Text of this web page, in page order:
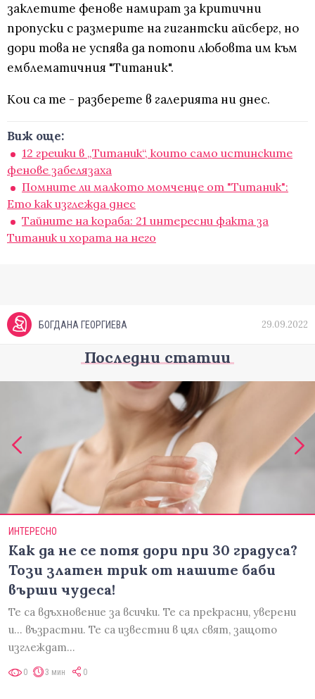
заклетите фенове намират за критични
пропуски с размерите на гигантски айсберг, но
дори това не успява да потопи любовта им към
емблематичния "Титаник".
Кои са те - разберете в галерията ни днес.
Виж още:
12 грешки в „Титаник“, които само истинските
фенове забелязаха
Помните ли малкото момченце от "Титаник":
Ето как изглежда днес
Тайните на кораба: 21 интересни факта за
Титаник и хората на него
БОГДАНА ГЕОРГИЕВА 29.09.2022
Последни статии
ИНТЕРЕСНО
Как да не се потя дори при 30 градуса?
Този златен трик от нашите баби
върши чудеса!
Те са вдъхновение за всички. Те са прекрасни, уверени
и... възрастни. Те са известни в цял свят, защото
изглеждат…
0 3 мин 0